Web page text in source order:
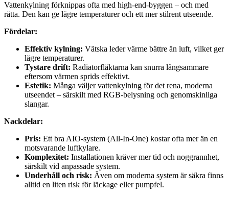
Vattenkylning förknippas ofta med high‑end‑byggen – och med
rätta. Den kan ge lägre temperaturer och ett mer stilrent utseende.
Fördelar:
Effektiv kylning: Vätska leder värme bättre än luft, vilket ger
lägre temperaturer.
Tystare drift: Radiatorfläktarna kan snurra långsammare
eftersom värmen sprids effektivt.
Estetik: Många väljer vattenkylning för det rena, moderna
utseendet – särskilt med RGB‑belysning och genomskinliga
slangar.
Nackdelar:
Pris: Ett bra AIO‑system (All‑In‑One) kostar ofta mer än en
motsvarande luftkylare.
Komplexitet: Installationen kräver mer tid och noggrannhet,
särskilt vid anpassade system.
Underhåll och risk: Även om moderna system är säkra finns
alltid en liten risk för läckage eller pumpfel.